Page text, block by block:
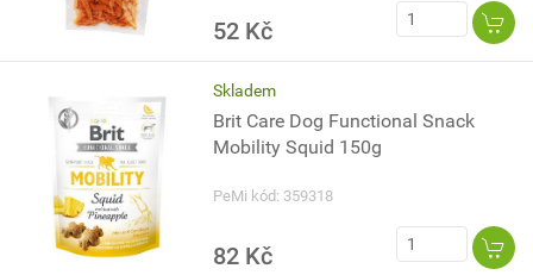
52 Kč
Skladem
Brit Care Dog Functional Snack
Mobility Squid 150g
PeMi kód: 359318
82 Kč